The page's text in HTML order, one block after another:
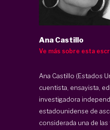
Ana Castillo
Ve más sobre esta
Ana Castillo (Estados
cuentista, ensayista,
investigadora
estadounidense de
considerada una de